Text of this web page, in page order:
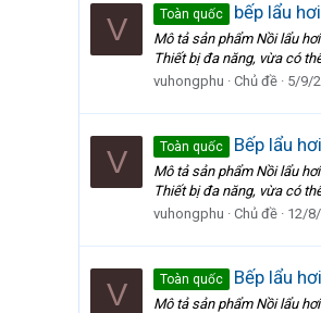
V Toàn quốc bếp lẩu
Mô tả sản phẩm Nồi lẩu
Thiết bị đa năng, vừa có
vuhongphu
Chủ đề 5/9/
V Toàn quốc Bếp lẩu
Mô tả sản phẩm Nồi lẩu
Thiết bị đa năng, vừa có
vuhongphu
Chủ đề 12/
V Toàn quốc Bếp lẩu
Mô tả sản phẩm Nồi lẩu